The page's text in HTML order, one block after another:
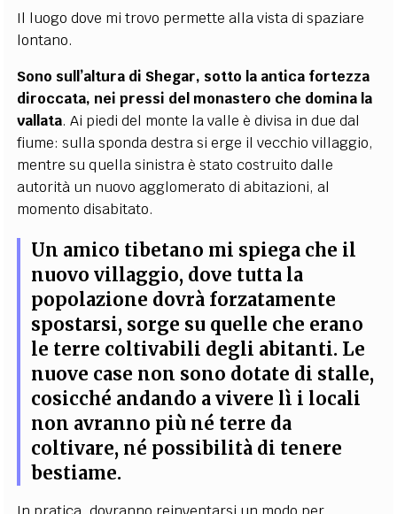
Il luogo dove mi trovo permette alla vista di spaziare
lontano.
Sono sull’altura di Shegar, sotto la antica fortezza
diroccata, nei pressi del monastero che domina la
vallata. Ai piedi del monte la valle è divisa in due dal
fiume: sulla sponda destra si erge il vecchio villaggio,
mentre su quella sinistra è stato costruito dalle
autorità un nuovo agglomerato di abitazioni, al
momento disabitato.
Un amico tibetano mi spiega che il
nuovo villaggio, dove tutta la
popolazione dovrà forzatamente
spostarsi, sorge su quelle che erano
le terre coltivabili degli abitanti. Le
nuove case non sono dotate di stalle,
cosicché andando a vivere lì i locali
non avranno più né terre da
coltivare, né possibilità di tenere
bestiame.